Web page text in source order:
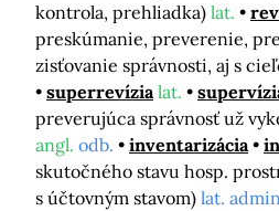
kontrola, prehliadka) lat.
preskúmanie, preverenie,
zisťovanie správnosti, aj s
superrevízia lat.
preverujúca správnosť už
angl. odb. inventarizácia
skutočného stavu hosp.
s účtovným stavom) lat.